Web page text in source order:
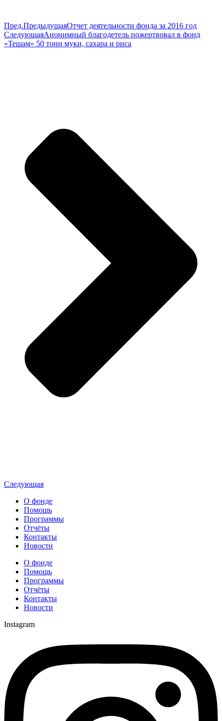
Пред.ПредыдущаяОтчет деятельности фонда за 2016 год
СледующаяАнонимный благодетель пожертвовал в фонд
«Тешам» 50 тонн муки, сахара и риса
Следующая
О фонде
Помощь
Программы
Отчёты
Контакты
Новости
О фонде
Помощь
Программы
Отчёты
Контакты
Новости
Instagram